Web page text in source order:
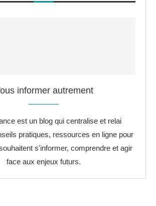
informer autrement
est un blog qui centralise et relai
pratiques, ressources en ligne pour
s'informer, comprendre et agir
face aux enjeux futurs.